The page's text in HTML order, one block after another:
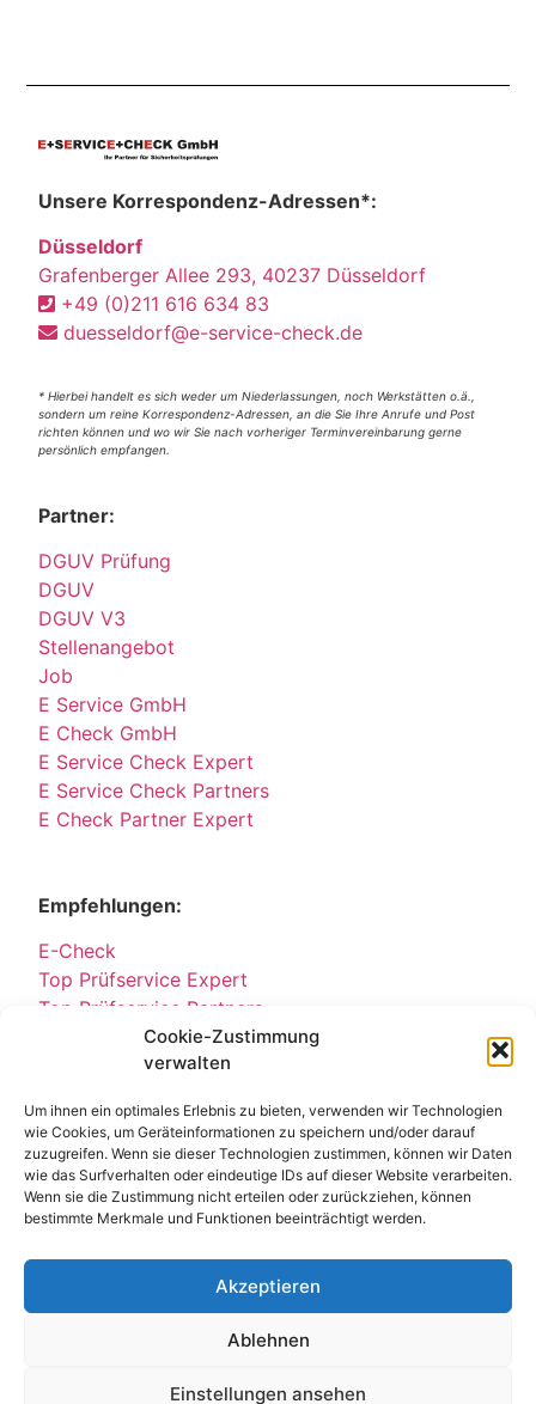
Cookie-Zustimmung
verwalten
Um ihnen ein optimales Erlebnis zu bieten, verwenden wir Technologien
wie Cookies, um Geräteinformationen zu speichern und/oder darauf
zuzugreifen. Wenn sie dieser Technologien zustimmen, können wir Daten
wie das Surfverhalten oder eindeutige IDs auf dieser Website verarbeiten.
Wenn sie die Zustimmung nicht erteilen oder zurückziehen, können
bestimmte Merkmale und Funktionen beeinträchtigt werden.
Akzeptieren
Ablehnen
Einstellungen ansehen
Unsere Korrespondenz-Adressen*:
Düsseldorf
Grafenberger Allee 293, 40237 Düsseldorf
+49 (0)211 616 634 83
duesseldorf@e-service-check.de
* Hierbei handelt es sich weder um Niederlassungen, noch Werkstätten o.ä.,
sondern um reine Korrespondenz-Adressen, an die Sie Ihre Anrufe und Post
richten können und wo wir Sie nach vorheriger Terminvereinbarung gerne
persönlich empfangen.
Partner:
DGUV Prüfung
DGUV
DGUV V3
Stellenangebot
Job
E Service GmbH
E Check GmbH
E Service Check Expert
E Service Check Partners
E Check Partner Expert
Empfehlungen:
E-Check
Top Prüfservice Expert
Top Prüfservice Partners
Top Prüfservice GmbH
Sicherheitsprüfungen Partners
Prüfung E-Check Expert
Prüfung elektrischer Anlagen
© All Rights Reserved 2025